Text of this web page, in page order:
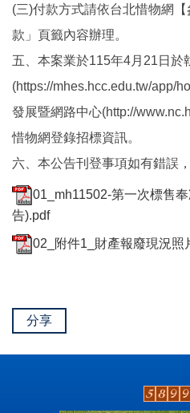
(三)付款方式請依台北惜物網
款」頁籤內容辦理。
五、本案業於115年4月21日於
(https://mhes.hcc.edu.tw/app/
發展暨網路中心(http://
惜物網登錄招標資訊。
六、本公告刊登事項如有錯誤
01_mh11502-第一次標售
告).pdf
02_附件1_財產報廢現況照
分享